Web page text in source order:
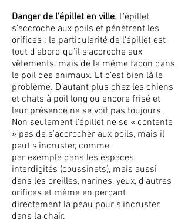
Danger de l’épillet en ville. L’épillet
s’accroche aux poils et pénètrent les
orifices : la particularité de l’épillet est
tout d’abord qu’il s’accroche aux
vêtements, mais de la même façon dans
le poil des animaux. Et c’est bien là le
problème. D’autant plus chez les chiens
et chats à poil long ou encore frisé et
leur présence ne se voit pas toujours.
Non seulement l’épillet ne se « contente
» pas de s’accrocher aux poils, mais il
peut s’incruster, comme
par exemple dans les espaces
interdigités (coussinets), mais aussi
dans les oreilles, narines, yeux, d’autres
orifices et même en perçant
directement la peau pour s’incruster
dans la chair.